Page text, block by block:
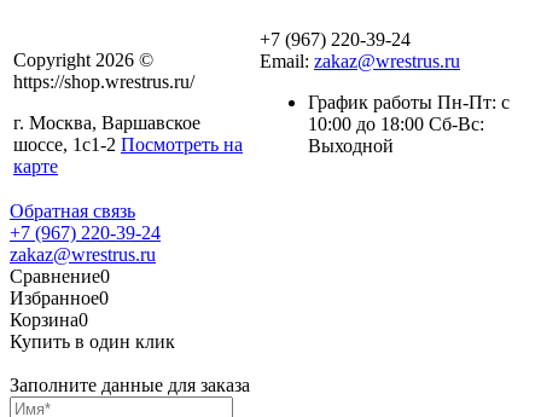
Copyright 2026 ©
https://shop.wrestrus.ru/
г. Москва, Варшавское
шоссе, 1с1-2 Посмотреть на
карте
+7 (967) 220-39-24
Email: zakaz@wrestrus.ru
График работы Пн-Пт: с
10:00 до 18:00 Сб-Вс:
Выходной
Обратная связь
+7 (967) 220-39-24
zakaz@wrestrus.ru
Сравнение0
Избранное0
Корзина0
Купить в один клик
Заполните данные для заказа